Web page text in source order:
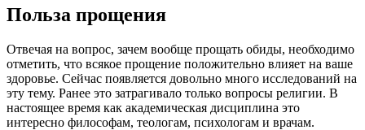
Польза прощения
Отвечая на вопрос, зачем вообще прощать обиды, необходимо
отметить, что всякое прощение положительно влияет на ваше
здоровье. Сейчас появляется довольно много исследований на
эту тему. Ранее это затрагивало только вопросы религии. В
настоящее время как академическая дисциплина это
интересно философам, теологам, психологам и врачам.